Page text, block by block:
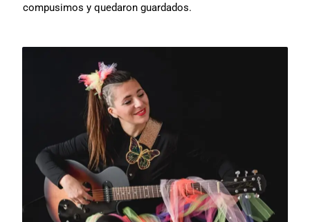
compusimos y quedaron guardados.